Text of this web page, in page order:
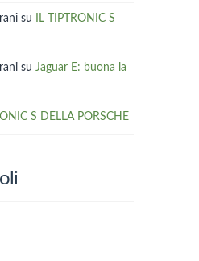
su
IL TIPTRONIC S
suJaguar E: buona la
S DELLA PORSCHE